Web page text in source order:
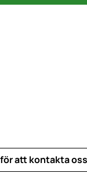
att kontakta